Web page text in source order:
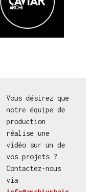
Vous désirez que
notre équipe de
production
réalise une
vidéo sur un de
vos projets ?
Contactez-nous